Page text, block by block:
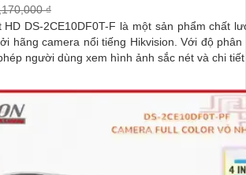
₫
HD DS-2CE10DF0T-F là một sản phẩm chất
nổi tiếng Hikvision. Với độ phân giải HD,
người dùng xem hình ảnh sắc nét và chi tiết